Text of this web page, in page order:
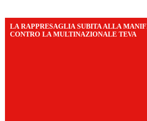
LA RAPPRESAGLIA SUBITA ALLA
CONTRO LA MULTINAZIONALE TEVA